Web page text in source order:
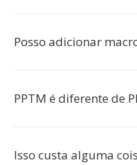
Posso adicionar
PPTM é diferente de
Isso custa alguma